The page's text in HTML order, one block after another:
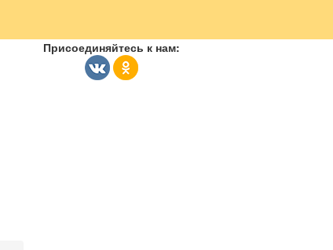
Присоединяйтесь к нам: